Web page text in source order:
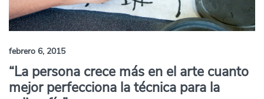
febrero 6, 2015
“La persona crece más en el arte cuanto
mejor perfecciona la técnica para la